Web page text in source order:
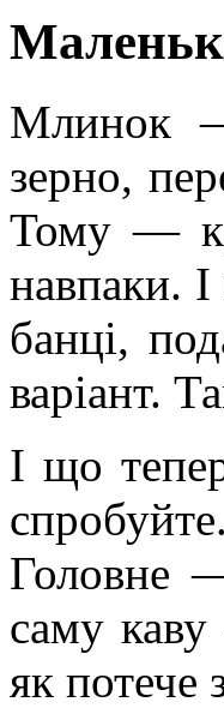
Млинок
зерно,
Тому —
навпаки.
банці,
варіант.
І що
Головне
саму
як потече